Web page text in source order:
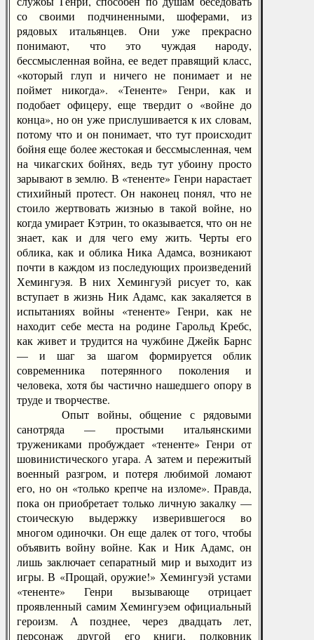
со своими подчиненными, шоферами, из
рядовых итальянцев. Они уже прекрасно
понимают, что это чуждая народу,
бессмысленная война, ее ведет правящий класс,
«который глуп и ничего не понимает и не
поймет никогда». «Тененте» Генри, как и
подобает офицеру, еще твердит о «войне до
конца», но он уже прислушивается к их словам,
потому что и он понимает, что тут происходит
бойня еще более жестокая и бессмысленная, чем
на чикагских бойнях, ведь тут убоину просто
зарывают в землю. В «тененте» Генри нарастает
стихийный протест. Он наконец понял, что не
стоило жертвовать жизнью в такой войне, но
когда умирает Кэтрин, то оказывается, что он не
знает, как и для чего ему жить. Черты его
облика, как и облика Ника Адамса, возникают
почти в каждом из последующих произведений
Хемингуэя. В них Хемингуэй рисует то, как
вступает в жизнь Ник Адамс, как закаляется в
испытаниях войны «тененте» Генри, как не
находит себе места на родине Гарольд Кребс,
как живет и трудится на чужбине Джейк Барнс
— и шаг за шагом формируется облик
современника потерянного поколения и
человека, хотя бы частично нашедшего опору в
труде и творчестве.
Опыт войны, общение с рядовыми
санотряда — простыми итальянскими
тружениками пробуждает «тененте» Генри от
шовинистического угара. А затем и пережитый
военный разгром, и потеря любимой ломают
его, но он «только крепче на изломе». Правда,
пока он приобретает только личную закалку —
стоическую выдержку изверившегося во
многом одиночки. Он еще далек от того, чтобы
объявить войну войне. Как и Ник Адамс, он
лишь заключает сепаратный мир и выходит из
игры. В «Прощай, оружие!» Хемингуэй устами
«тененте» Генри вызывающе отрицает
проявленный самим Хемингуэем официальный
героизм. А позднее, через двадцать лет,
персонаж другой его книги, полковник